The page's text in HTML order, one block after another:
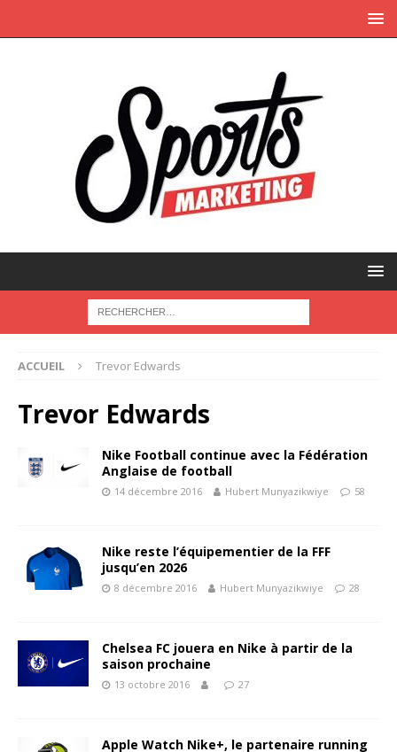
ACCUEIL Trevor Edwards
Trevor Edwards
Nike Football continue avec la Fédération
Anglaise de football
14 décembre 2016 Hubert Munyazikwiye 58
Nike reste l’équipementier de la FFF
jusqu’en 2026
8 décembre 2016 Hubert Munyazikwiye 28
Chelsea FC jouera en Nike à partir de la
saison prochaine
13 octobre 2016 27
Apple Watch Nike+, le partenaire running